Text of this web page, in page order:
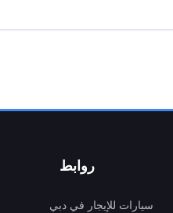
روابط
سيارات للإيجار في دبي